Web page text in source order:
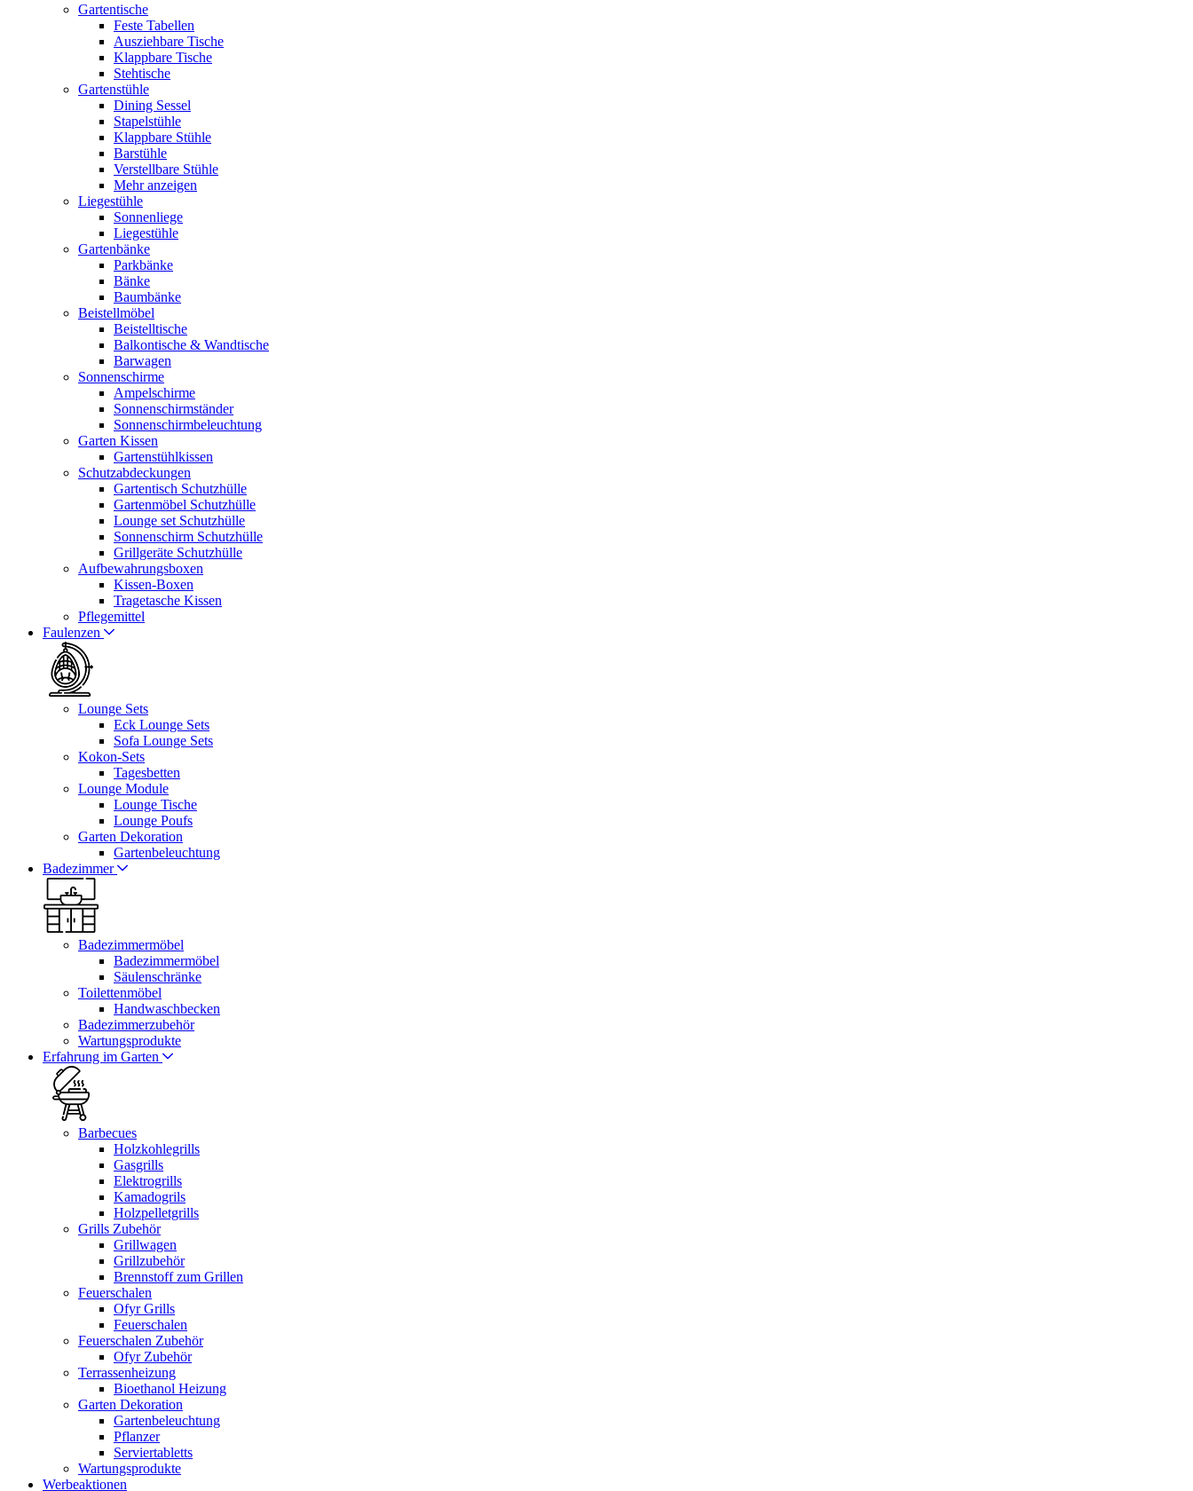
Gartentische
Feste Tabellen
Ausziehbare Tische
Klappbare Tische
Stehtische
Gartenstühle
Dining Sessel
Stapelstühle
Klappbare Stühle
Barstühle
Verstellbare Stühle
Mehr anzeigen
Liegestühle
Sonnenliege
Liegestühle
Gartenbänke
Parkbänke
Bänke
Baumbänke
Beistellmöbel
Beistelltische
Balkontische & Wandtische
Barwagen
Sonnenschirme
Ampelschirme
Sonnenschirmständer
Sonnenschirmbeleuchtung
Garten Kissen
Gartenstühlkissen
Schutzabdeckungen
Gartentisch Schutzhülle
Gartenmöbel Schutzhülle
Lounge set Schutzhülle
Sonnenschirm Schutzhülle
Grillgeräte Schutzhülle
Aufbewahrungsboxen
Kissen-Boxen
Tragetasche Kissen
Pflegemittel
Faulenzen
Lounge Sets
Eck Lounge Sets
Sofa Lounge Sets
Kokon-Sets
Tagesbetten
Lounge Module
Lounge Tische
Lounge Poufs
Garten Dekoration
Gartenbeleuchtung
Badezimmer
Badezimmermöbel
Badezimmermöbel
Säulenschränke
Toilettenmöbel
Handwaschbecken
Badezimmerzubehör
Wartungsprodukte
Erfahrung im Garten
Barbecues
Holzkohlegrills
Gasgrills
Elektrogrills
Kamadogrils
Holzpelletgrills
Grills Zubehör
Grillwagen
Grillzubehör
Brennstoff zum Grillen
Feuerschalen
Ofyr Grills
Feuerschalen
Feuerschalen Zubehör
Ofyr Zubehör
Terrassenheizung
Bioethanol Heizung
Garten Dekoration
Gartenbeleuchtung
Pflanzer
Serviertabletts
Wartungsprodukte
Werbeaktionen